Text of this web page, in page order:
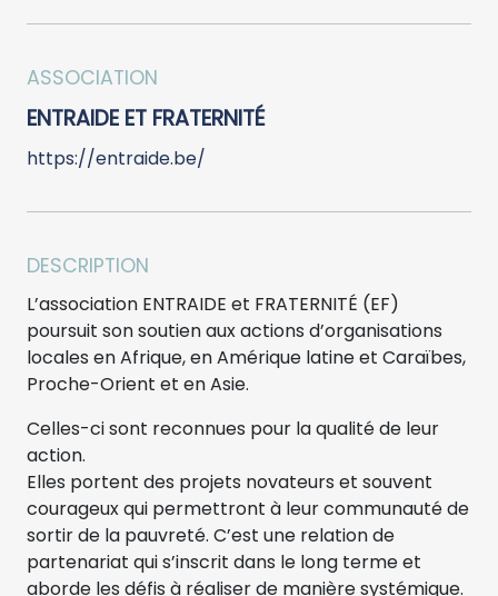
ASSOCIATION
ENTRAIDE ET FRATERNITÉ
https://entraide.be/
DESCRIPTION
L’association ENTRAIDE et FRATERNITÉ (EF)
poursuit son soutien aux actions d’organisations
locales en Afrique, en Amérique latine et Caraïbes,
Proche-Orient et en Asie.
Celles-ci sont reconnues pour la qualité de leur
action.
Elles portent des projets novateurs et souvent
courageux qui permettront à leur communauté de
sortir de la pauvreté. C’est une relation de
partenariat qui s’inscrit dans le long terme et
aborde les défis à réaliser de manière systémique.